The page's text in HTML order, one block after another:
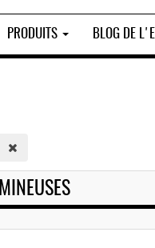
PRODUITS BLOG DE